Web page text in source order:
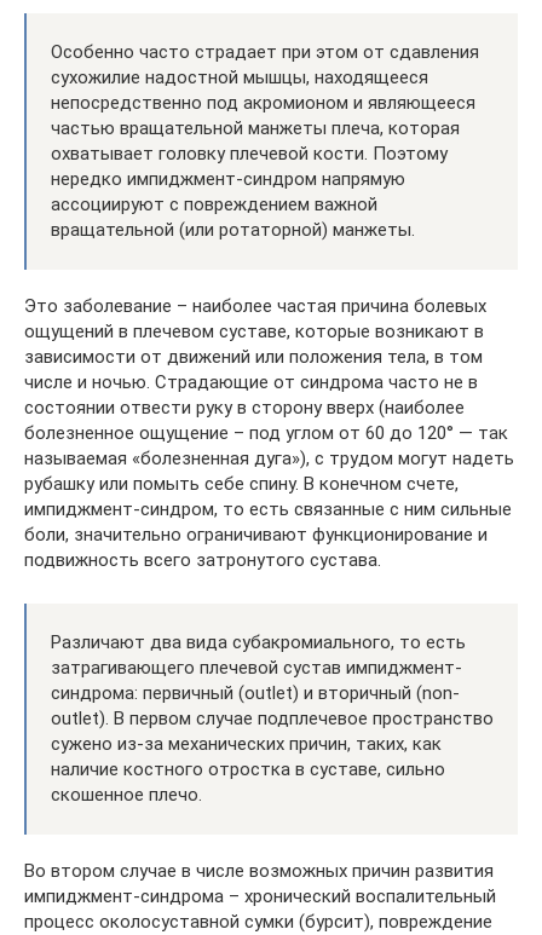
Особенно часто страдает при этом от сдавления
сухожилие надостной мышцы, находящееся
непосредственно под акромионом и являющееся
частью вращательной манжеты плеча, которая
охватывает головку плечевой кости. Поэтому
нередко импиджмент-синдром напрямую
ассоциируют с повреждением важной
вращательной (или ротаторной) манжеты.
Это заболевание – наиболее частая причина болевых
ощущений в плечевом суставе, которые возникают в
зависимости от движений или положения тела, в том
числе и ночью. Страдающие от синдрома часто не в
состоянии отвести руку в сторону вверх (наиболее
болезненное ощущение – под углом от 60 до 120° — так
называемая «болезненная дуга»), с трудом могут надеть
рубашку или помыть себе спину. В конечном счете,
импиджмент-синдром, то есть связанные с ним сильные
боли, значительно ограничивают функционирование и
подвижность всего затронутого сустава.
Различают два вида субакромиального, то есть
затрагивающего плечевой сустав импиджмент-
синдрома: первичный (outlet) и вторичный (non-
outlet). В первом случае подплечевое пространство
сужено из-за механических причин, таких, как
наличие костного отростка в суставе, сильно
скошенное плечо.
Во втором случае в числе возможных причин развития
импиджмент-синдрома – хронический воспалительный
процесс околосуставной сумки (бурсит), повреждение